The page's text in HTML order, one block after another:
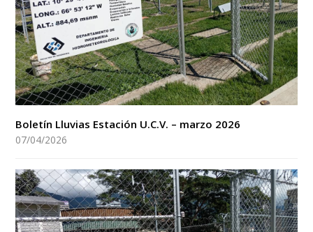
Boletín Lluvias Estación U.C.V. – marzo 2026
07/04/2026